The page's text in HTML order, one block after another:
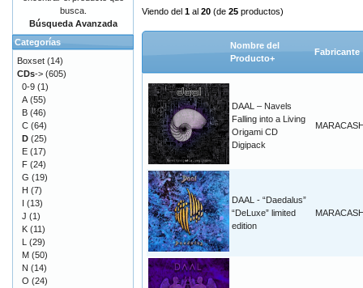
Viendo del 1 al 20 (de 25 productos)
Nombre del
Producto+
Fabricante
DAAL – Navels
Falling into a Living
Origami CD
Digipack
DAAL - “Daedalus”
“DeLuxe” limited
edition
busca.
Búsqueda Avanzada
Categorías
Boxset (14)
CDs-> (605)
0-9 (1)
A (55)
B (46)
C (64)
D (25)
E (17)
F (24)
G (19)
H (7)
I (13)
J (1)
K (11)
L (29)
M (50)
N (14)
O (24)